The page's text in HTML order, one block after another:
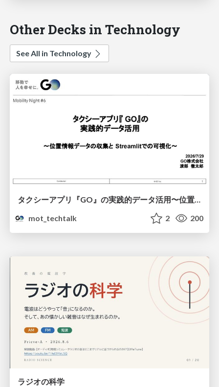
Other Decks in Technology
See All in Technology
mot_techtalk
2 200
ラジオの科学